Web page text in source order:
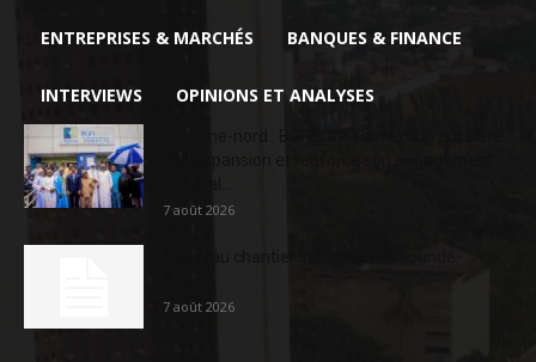
ENTREPRISES & MARCHÉS BANQUES & FINANCE
INTERVIEWS OPINIONS ET ANALYSES
7 août 2026
7 août 2026